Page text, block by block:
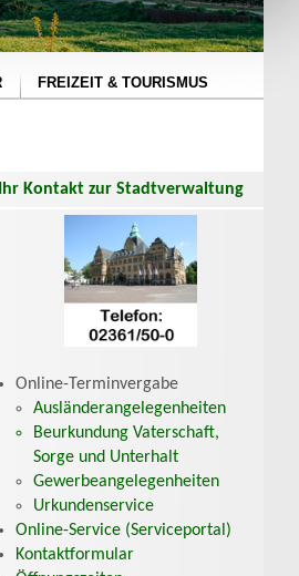
FREIZEIT & TOURISMUS
Ihr Kontakt zur Stadtverwaltung
Online-Terminvergabe
Ausländerangelegenheiten
Beurkundung Vaterschaft,
Sorge und Unterhalt
Gewerbeangelegenheiten
Urkundenservice
Online-Service (Serviceportal)
Kontaktformular